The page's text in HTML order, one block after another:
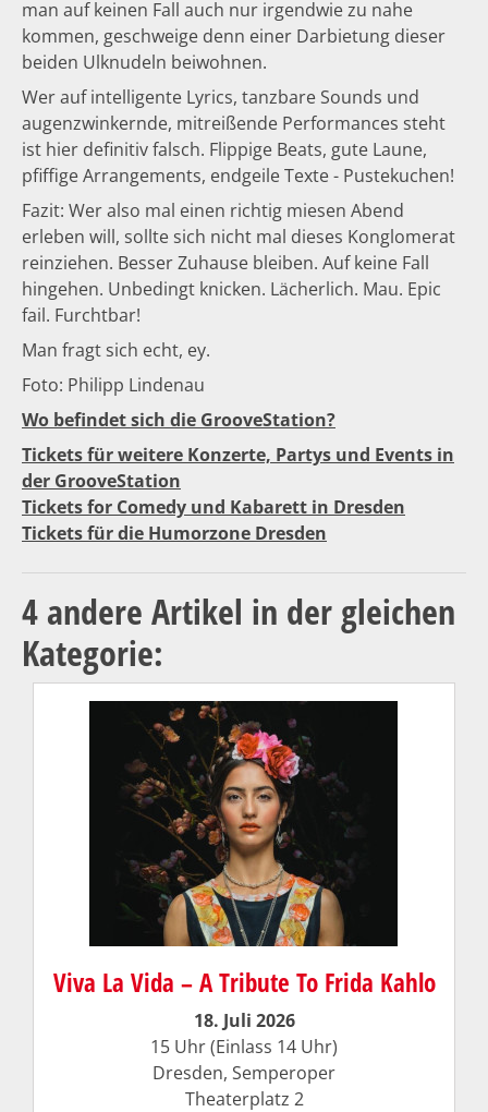
man auf keinen Fall auch nur irgendwie zu nahe
kommen, geschweige denn einer Darbietung dieser
beiden Ulknudeln beiwohnen.
Wer auf intelligente Lyrics, tanzbare Sounds und
augenzwinkernde, mitreißende Performances steht
ist hier definitiv falsch. Flippige Beats, gute Laune,
pfiffige Arrangements, endgeile Texte - Pustekuchen!
Fazit: Wer also mal einen richtig miesen Abend
erleben will, sollte sich nicht mal dieses Konglomerat
reinziehen. Besser Zuhause bleiben. Auf keine Fall
hingehen. Unbedingt knicken. Lächerlich. Mau. Epic
fail. Furchtbar!
Man fragt sich echt, ey.
Foto: Philipp Lindenau
Wo befindet sich die GrooveStation?
Tickets für weitere Konzerte, Partys und Events in
der GrooveStation
Tickets for Comedy und Kabarett in Dresden
Tickets für die Humorzone Dresden
4 andere Artikel in der gleichen
Kategorie:
Viva La Vida – A Tribute To Frida Kahlo
18. Juli 2026
15 Uhr (Einlass 14 Uhr)
Dresden, Semperoper
Theaterplatz 2